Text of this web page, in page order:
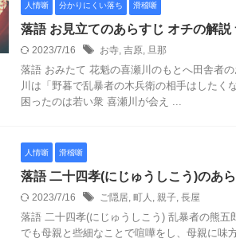
人情噺 分かりにくい落ち 滑稽噺
落語 お見立てのあらすじ オチの解
2023/7/16 お寺, 吉原, 旦那
落語 おみたて 花魁の喜瀬川のもとへ田舎者
川は「野暮で乱暴者の木兵衛の相手はしたく
困ったのは若い衆 喜瀬川が会え ...
人情噺 滑稽噺
落語 二十四孝(にじゅうしこう)のあ
2023/7/16 ご隠居, 町人 , 親子, 長屋
落語 二十四孝(にじゅうしこう) 乱暴者の熊
でも母親と些細なことで喧嘩をし、母親に味